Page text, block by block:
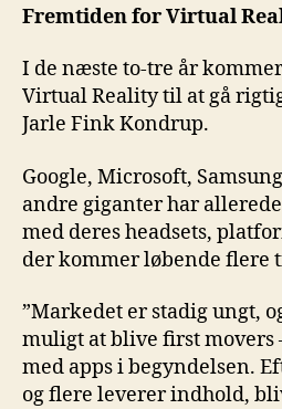
Fremtiden for Virtual
I de næste to-tre år
Virtual Reality til at gå
Jarle Fink Kondrup.
Google, Microsoft,
andre giganter har
med deres headsets,
der kommer løbende flere
”Markedet er stadig ungt,
muligt at blive first movers
med apps i begyndelsen.
og flere leverer indhold,